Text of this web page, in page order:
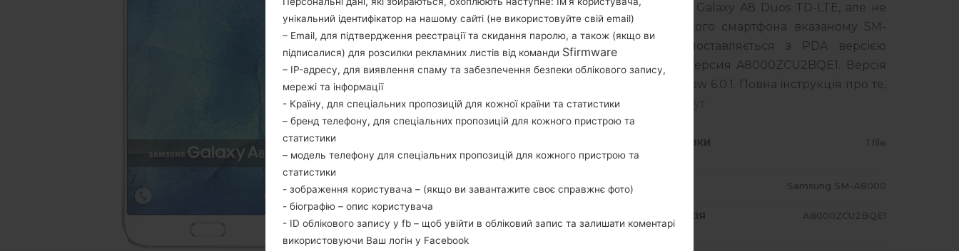
Завантажте останнє оновлення прошивки для Samsung Galaxy A8 Duos TD-LTE, але не
забудьте перевірити, чи відповідає номер моделі вашого смартфона вказаному SM-
A8000. Код прошивки CHC для CHINA. Продукт поставляється з PDA версією
A8000ZCU2BQE1 версія CSC A8000CHC2BQE1, MODEM версия A8000ZCU2BQE1. Версія
операційної системи даної прошивки Android Marshmallow 6.0.1. Повна інструкція про те,
як прошивати стокову прошивку на пристроях Samsung
тут
vvdnfwos00_fac
ТИП ПРОШИВКИ 1 file
РОЗМІР ФАЙЛУ 1.56 GiB МОДЕЛЬ Samsung SM-A8000
ОПЕРАЦІЙНА
СИСТЕМА
PDA/AP ВЕРСІЯ A8000ZCU2BQE1
унікальний ідентифікатор на нашому сайті (не використовуйте свій email)
– Email, для підтвердження реєстрації та скидання паролю, а також (якщо ви
підписалися) для розсилки рекламних листів від команди Sfirmware
– IP-адресу, для виявлення спаму та забезпечення безпеки облікового запису,
мережі та інформації
- Країну, для спеціальних пропозицій для кожної країни та статистики
– бренд телефону, для спеціальних пропозицій для кожного пристрою та
статистики
– модель телефону для спеціальних пропозицій для кожного пристрою та
статистики
- зображення користувача – (якщо ви завантажите своє справжнє фото)
- біографію – опис користувача
- ID облікового запису у fb – щоб увійти в обліковий запис та залишати коментарі
використовуючи Ваш логін у Facebook